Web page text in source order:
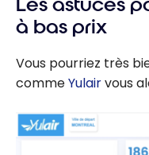
à bas prix
Vous pourriez très
commeYulairvous